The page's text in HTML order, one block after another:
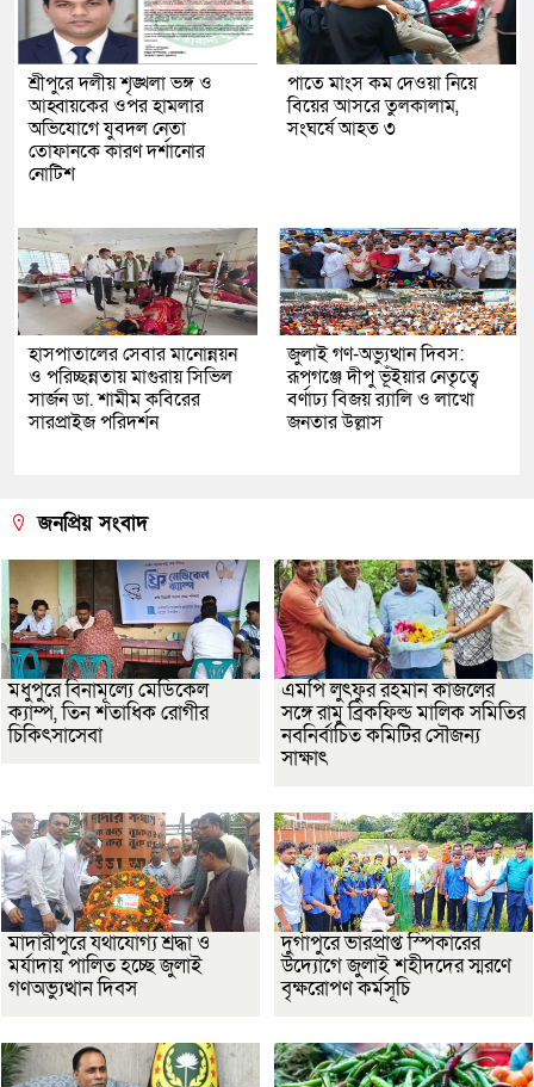
শ্রীপুরে দলীয় শৃঙ্খলা ভঙ্গ ও
আহ্বায়কের ওপর হামলার
অভিযোগে যুবদল নেতা
তোফানকে কারণ দর্শানোর
নোটিশ
পাতে মাংস কম দেওয়া নিয়ে
বিয়ের আসরে তুলকালাম,
সংঘর্ষে আহত ৩
হাসপাতালের সেবার মানোন্নয়ন
ও পরিচ্ছন্নতায় মাগুরায় সিভিল
সার্জন ডা. শামীম কবিরের
সারপ্রাইজ পরিদর্শন
জুলাই গণ-অভ্যুত্থান দিবস:
রূপগঞ্জে দীপু ভূঁইয়ার নেতৃত্বে
বর্ণাঢ্য বিজয় র‌্যালি ও লাখো
জনতার উল্লাস
জনপ্রিয় সংবাদ
মধুপুরে বিনামূল্যে মেডিকেল
ক্যাম্প, তিন শতাধিক রোগীর
চিকিৎসাসেবা
এমপি লুৎফুর রহমান কাজলের
সঙ্গে রামু ব্রিকফিল্ড মালিক সমিতির
নবনির্বাচিত কমিটির সৌজন্য
সাক্ষাৎ
মাদারীপুরে যথাযোগ্য শ্রদ্ধা ও
মর্যাদায় পালিত হচ্ছে জুলাই
গণঅভ্যুত্থান দিবস
দুর্গাপুরে ভারপ্রাপ্ত স্পিকারের
উদ্যোগে জুলাই শহীদদের স্মরণে
বৃক্ষরোপণ কর্মসূচি